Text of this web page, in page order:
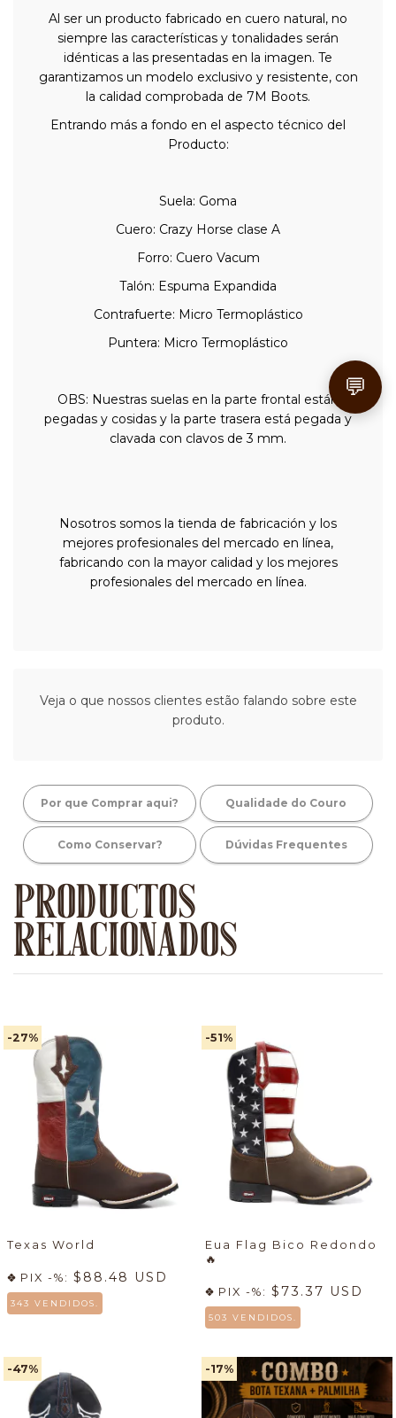
Al ser un producto fabricado en cuero natural, no
siempre las características y tonalidades serán
idénticas a las presentadas en la imagen. Te
garantizamos un modelo exclusivo y resistente, con
la calidad comprobada de 7M Boots.
Entrando más a fondo en el aspecto técnico del
Producto:
Suela: Goma
Cuero: Crazy Horse clase A
Forro: Cuero Vacum
Talón: Espuma Expandida
Contrafuerte: Micro Termoplástico
Puntera: Micro Termoplástico
OBS: Nuestras suelas en la parte frontal están
pegadas y cosidas y la parte trasera está pegada y
clavada con clavos de 3 mm.
Nosotros somos la tienda de fabricación y los
mejores profesionales del mercado en línea,
fabricando con la mayor calidad y los mejores
profesionales del mercado en línea.
Veja o que nossos clientes estão falando sobre este
produto.
Por que Comprar aqui? Qualidade do Couro
Como Conservar? Dúvidas Frequentes
PRODUCTOS
RELACIONADOS
-27%
Texas World
PIX -%: $88.48 USD
343 VENDIDOS.
-51%
Eua Flag Bico Redondo
🔥
PIX -%: $73.37 USD
503 VENDIDOS.
-47% -17%
💬